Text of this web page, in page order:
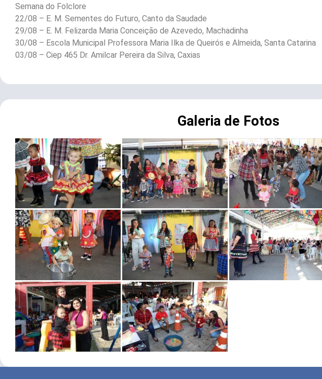
Semana do Folclore
22/08 – E. M. Sementes do Futuro, Canto da Saudade
29/08 – E. M. Felizarda Maria Conceição de Azevedo, Machadinha
30/08 – Escola Municipal Professora Maria Ilka de Queirós e Almeida, Santa Catarina
03/08 – Ciep 465 Dr. Amilcar Pereira da Silva, Caxias
Galeria de Fotos